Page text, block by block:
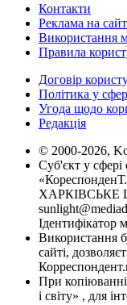
Контакти
Реклама на
Використання
Правила
Договір
Політика у
Угода щодо
Редакція
© 2000-2026,
Суб'єкт у сфері
ХАРКІВСЬКЕ
Ідентифікатор
Використання
сайті,
При копіюванні
і світу» , для